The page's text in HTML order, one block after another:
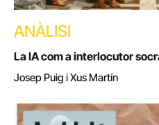
ANÀLISI
La IA com a interlocutor
Josep Puig i Xus Martín